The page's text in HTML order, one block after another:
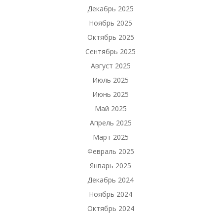
Декабрь 2025
Ноябрь 2025
Октябрь 2025
Сентябрь 2025
Август 2025
Июль 2025
Июнь 2025
Май 2025
Апрель 2025
Март 2025
Февраль 2025
Январь 2025
Декабрь 2024
Ноябрь 2024
Октябрь 2024